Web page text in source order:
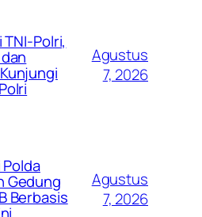
Polri,
Agustus
7, 2026
Gedung
Berbasis
Agustus
7, 2026